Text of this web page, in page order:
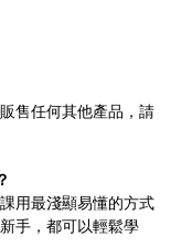
售任何其他產品，請
用最淺顯易懂的方式
手，都可以輕鬆學